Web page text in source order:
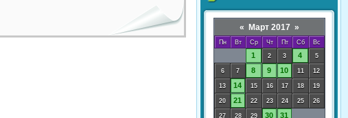
« Март 2017 »
Пн Вт Ср Чт Пт Сб Вс
1 2 3 4 5
6 7 8 9 10 11 12
13 14 15 16 17 18 19
20 21 22 23 24 25 26
27 28 29 30 31